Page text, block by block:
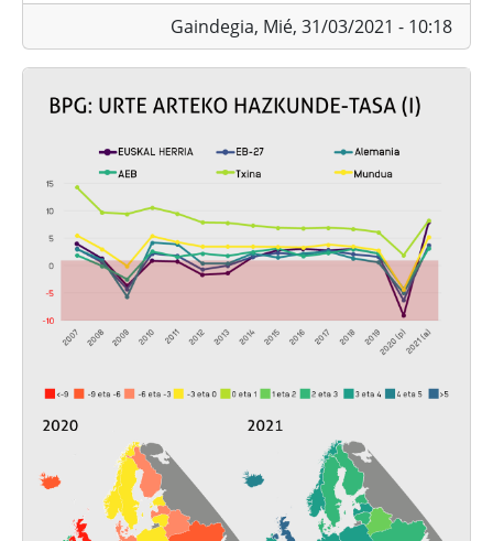
Gaindegia, Mié, 31/03/2021 - 10:18